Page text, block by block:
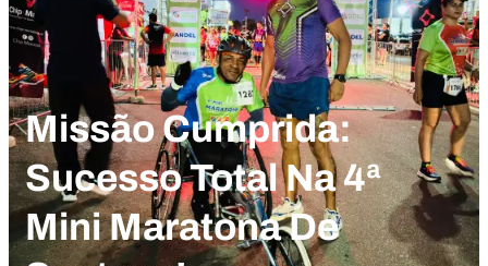
Missão Cumprida:
Sucesso Total Na 4ª
Mini Maratona De